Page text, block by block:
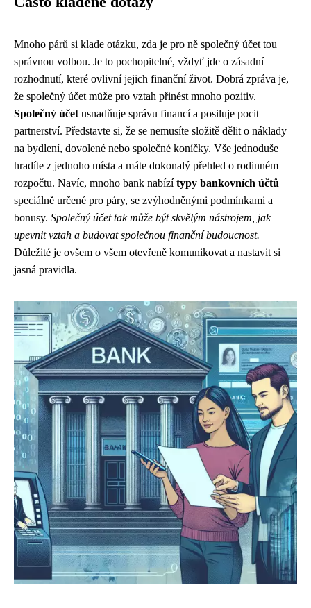
Mnoho párů si klade otázku, zda je pro ně společný účet tou
správnou volbou. Je to pochopitelné, vždyť jde o zásadní
rozhodnutí, které ovlivní jejich finanční život. Dobrá zpráva je,
že společný účet může pro vztah přinést mnoho pozitiv.
Společný účet usnadňuje správu financí a posiluje pocit
partnerství. Představte si, že se nemusíte složitě dělit o náklady
na bydlení, dovolené nebo společné koníčky. Vše jednoduše
hradíte z jednoho místa a máte dokonalý přehled o rodinném
rozpočtu. Navíc, mnoho bank nabízítypy bankovních účtů
speciálně určené pro páry, se zvýhodněnými podmínkami a
bonusy. Společný účet tak může být skvělým nástrojem, jak
upevnit vztah a budovat společnou finanční budoucnost.
Důležité je ovšem o všem otevřeně komunikovat a nastavit si
jasná pravidla.